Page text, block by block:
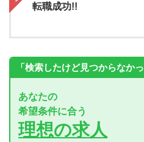
転職成功!!
「検索したけど見つからなかっ
あなたの
希望条件に合う
理想の求人